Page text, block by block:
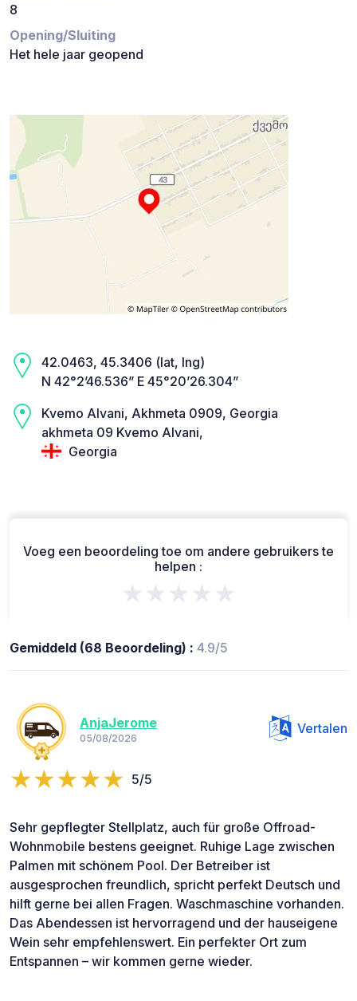
8
Opening/Sluiting
Het hele jaar geopend
42.0463, 45.3406 (lat, lng)
N 42°2’46.536” E 45°20’26.304”
Kvemo Alvani, Akhmeta 0909, Georgia
akhmeta 09 Kvemo Alvani,
Georgia
Voeg een beoordeling toe om andere gebruikers te
helpen :
★★★★★
Gemiddeld (68 Beoordeling) : 4.9/5
AnjaJerome
05/08/2026
Vertalen
5/5
Sehr gepflegter Stellplatz, auch für große Offroad-
Wohnmobile bestens geeignet. Ruhige Lage zwischen
Palmen mit schönem Pool. Der Betreiber ist
ausgesprochen freundlich, spricht perfekt Deutsch und
hilft gerne bei allen Fragen. Waschmaschine vorhanden.
Das Abendessen ist hervorragend und der hauseigene
Wein sehr empfehlenswert. Ein perfekter Ort zum
Entspannen – wir kommen gerne wieder.